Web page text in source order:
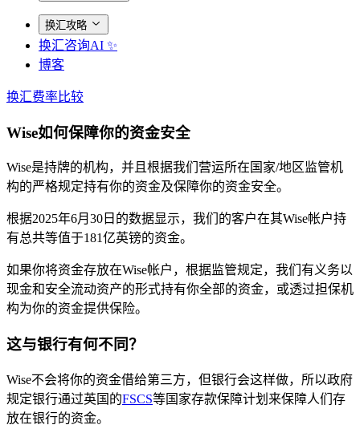
换汇攻略
换汇咨询AI ✨
博客
换汇费率比较
Wise如何保障你的资金安全
Wise是持牌的机构，并且根据我们营运所在国家/地区监管机
构的严格规定持有你的资金及保障你的资金安全。
根据2025年6月30日的数据显示，我们的客户在其Wise帐户持
有总共等值于181亿英镑的资金。
如果你将资金存放在Wise帐户，根据监管规定，我们有义务以
现金和安全流动资产的形式持有你全部的资金，或透过担保机
构为你的资金提供保险。
这与银行有何不同？
Wise不会将你的资金借给第三方，但银行会这样做，所以政府
规定银行通过英国的FSCS等国家存款保障计划来保障人们存
放在银行的资金。